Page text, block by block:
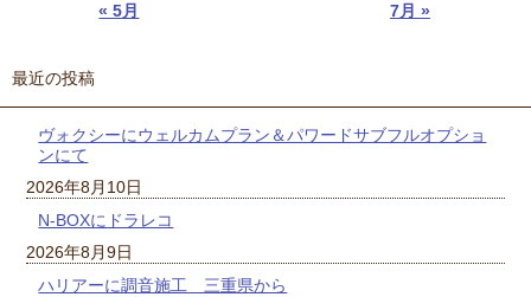
« 5月 7月 »
最近の投稿
ヴォクシーにウェルカムプラン＆パワードサブフルオプショ
ンにて
2026年8月10日
N-BOXにドラレコ
2026年8月9日
ハリアーに調音施工 三重県から